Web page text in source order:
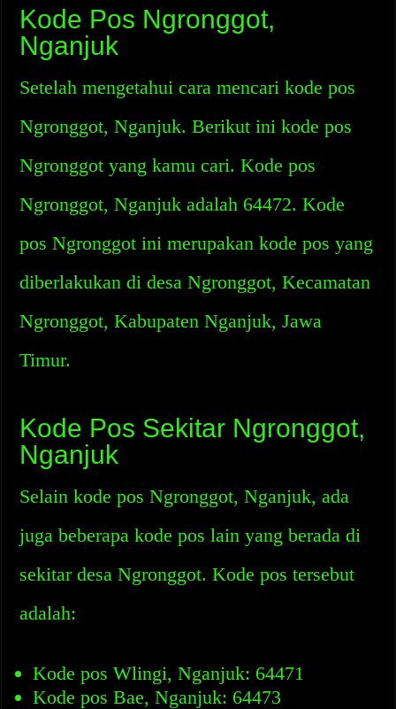
Kode Pos Ngronggot,
Nganjuk
Setelah mengetahui cara mencari kode pos
Ngronggot, Nganjuk. Berikut ini kode pos
Ngronggot yang kamu cari. Kode pos
Ngronggot, Nganjuk adalah 64472. Kode
pos Ngronggot ini merupakan kode pos yang
diberlakukan di desa Ngronggot, Kecamatan
Ngronggot, Kabupaten Nganjuk, Jawa
Timur.
Kode Pos Sekitar Ngronggot,
Nganjuk
Selain kode pos Ngronggot, Nganjuk, ada
juga beberapa kode pos lain yang berada di
sekitar desa Ngronggot. Kode pos tersebut
adalah:
Kode pos Wlingi, Nganjuk: 64471
Kode pos Bae, Nganjuk: 64473